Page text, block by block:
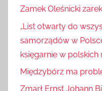
Zamek Oleśnicki
„List otwarty do
samorządów w
księgarnie w polskich
Międzybórz ma